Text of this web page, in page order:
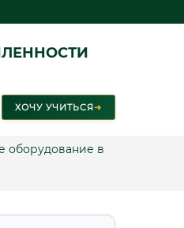
ХОЧУ УЧИТЬСЯ➜
оборудование в